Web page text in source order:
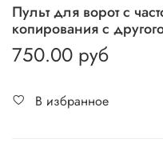
Пульт для ворот с
копирования с
750.00 руб
В избранное